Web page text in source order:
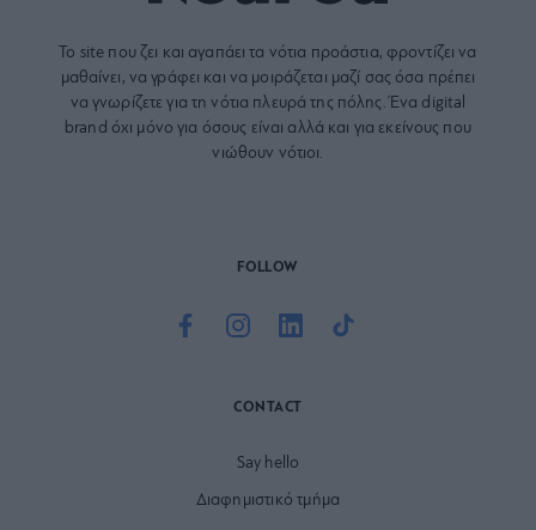
Το site που ζει και αγαπάει τα νότια προάστια, φροντίζει να
μαθαίνει, να γράφει και να μοιράζεται μαζί σας όσα πρέπει
να γνωρίζετε για τη νότια πλευρά της πόλης. Ένα digital
brand όχι μόνο για όσους είναι αλλά και για εκείνους που
νιώθουν νότιοι.
FOLLOW
CONTACT
Say hello
Διαφημιστικό τμήμα